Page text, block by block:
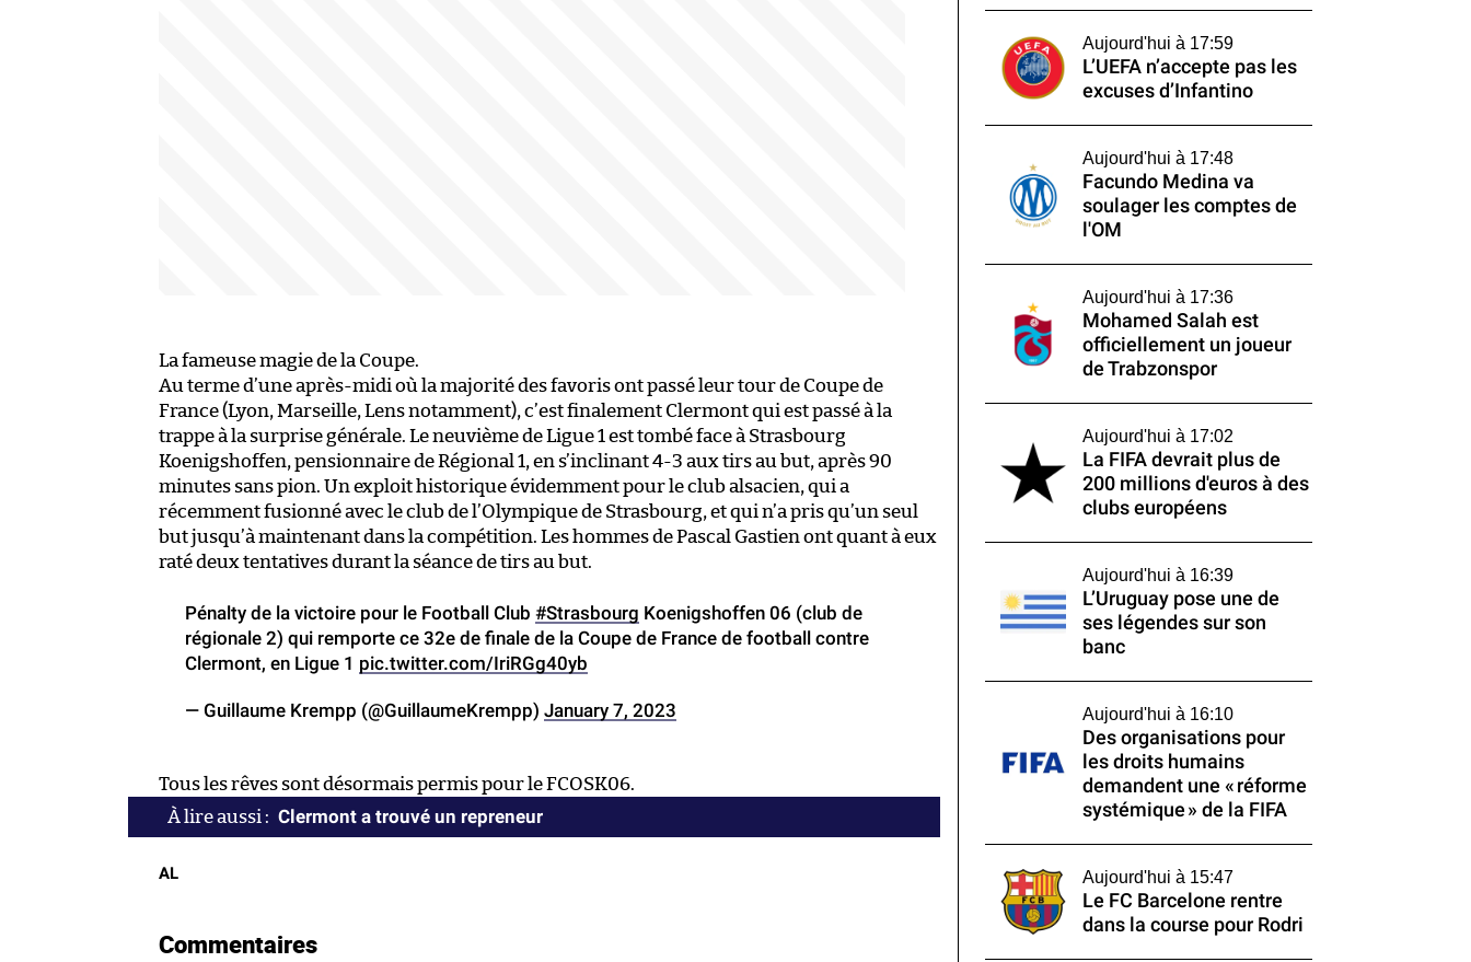
La fameuse magie de la Coupe.
Au terme d’une après-midi où la majorité des favoris ont passé leur tour de Coupe de
France (Lyon, Marseille, Lens notamment), c’est finalement Clermont qui est passé à la
trappe à la surprise générale. Le neuvième de Ligue 1 est tombé face à Strasbourg
Koenigshoffen, pensionnaire de Régional 1, en s’inclinant 4-3 aux tirs au but, après 90
minutes sans pion. Un exploit historique évidemment pour le club alsacien, qui a
récemment fusionné avec le club de l’Olympique de Strasbourg, et qui n’a pris qu’un seul
but jusqu’à maintenant dans la compétition. Les hommes de Pascal Gastien ont quant à eux
raté deux tentatives durant la séance de tirs au but.
Pénalty de la victoire pour le Football Club #Strasbourg Koenigshoffen 06 (club de
régionale 2) qui remporte ce 32e de finale de la Coupe de France de football contre
Clermont, en Ligue 1 pic.twitter.com/IriRGg40yb
— Guillaume Krempp (@GuillaumeKrempp) January 7, 2023
Tous les rêves sont désormais permis pour le FCOSK06.
Clermont a trouvé un repreneur
AL
Commentaires
Aujourd'hui à 17:59
L’UEFA n’accepte pas les
excuses d’Infantino
Aujourd'hui à 17:48
Facundo Medina va
soulager les comptes de
l'OM
Aujourd'hui à 17:36
Mohamed Salah est
officiellement un joueur
de Trabzonspor
Aujourd'hui à 17:02
La FIFA devrait plus de
200 millions d'euros à des
clubs européens
Aujourd'hui à 16:39
L’Uruguay pose une de
ses légendes sur son
banc
Aujourd'hui à 16:10
Des organisations pour
les droits humains
demandent une « réforme
systémique » de la FIFA
Aujourd'hui à 15:47
Le FC Barcelone rentre
dans la course pour Rodri